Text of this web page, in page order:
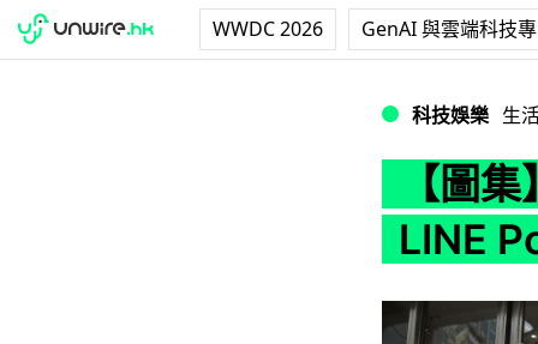
WWDC 2026 GenAI 與雲端科技
科技娛樂 生
【圖
LINE